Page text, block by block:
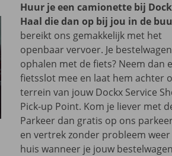
Huur je een camionette bij
Haal die dan op bij jou in de
bereikt ons gemakkelijk met het
openbaar vervoer. Je bestelwagen
ophalen met de fiets? Neem dan
fietsslot mee en laat hem achter
terrein van jouw Dockx Service
Pick-up Point. Kom je liever met
Parkeer dan gratis op ons
en vertrek zonder probleem
huis wanneer je jouw bestelwagen